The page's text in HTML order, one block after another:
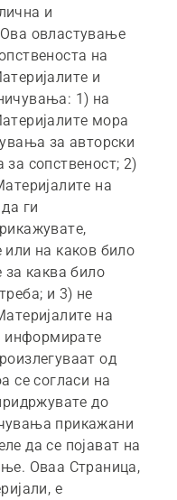
и
овластување
на
и
1) на
мора
за авторски
сопственост; 2)
на
ги
или на каков било
за каква било
и 3) не
на
информирате
од
се согласи на
до
прикажани
да се појават на
Оваа Страница,
е